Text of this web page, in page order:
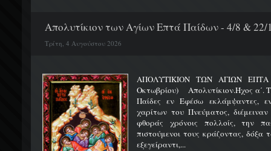
Απολυτίκιον των Αγίων Επτά Παίδων - 4/8 & 22/
Τρίτη, 4 Αυγούστου 2026
ΑΠΟΛΥΤΙΚΙΟΝ ΤΩΝ ΑΓΙΩΝ ΕΠΤΑ
Οκτωβρίου) Απολυτίκιον.Ήχος α΄.
Παίδες εν Εφέσω εκλάμψαντες,
χαρίτων του Πνεύματος,
φθοράς χρόνοις πολλοίς, την
πιστούμενοι τους κράζοντας,
εξεγείραντι,...